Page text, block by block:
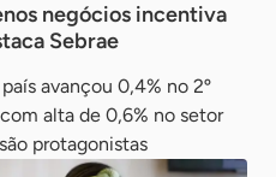
negócios incentiva
Sebrae
avançou 0,4% no 2º
alta de 0,6% no setor
protagonistas